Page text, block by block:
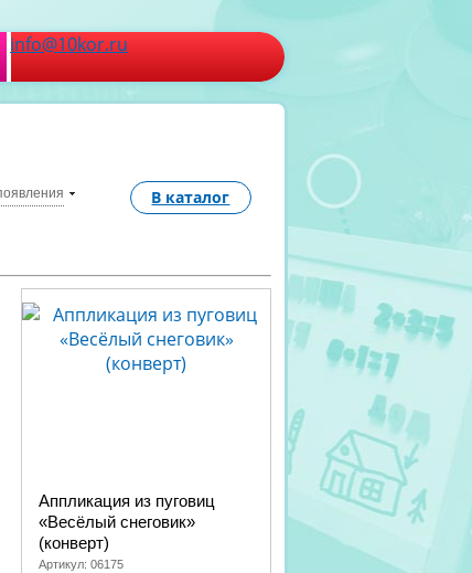
info@10kor.ru
В каталог
Аппликация из пуговиц
«Весёлый снеговик»
(конверт)
Артикул: 06175